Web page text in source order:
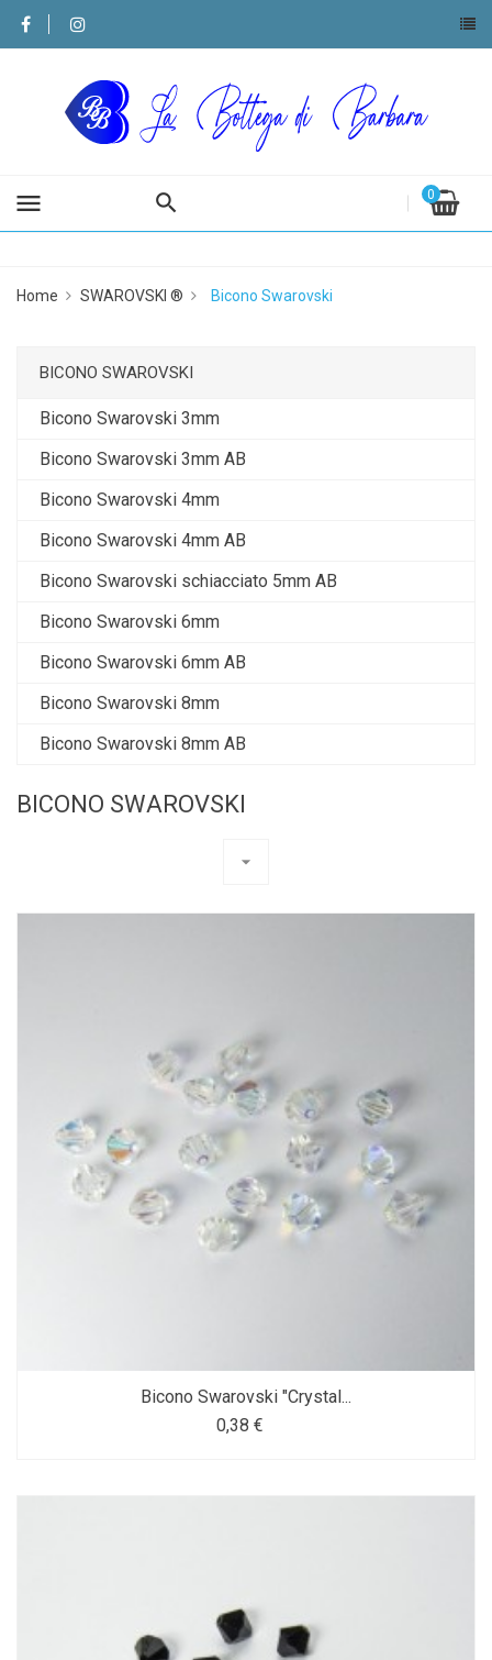
menu 0
Home SWAROVSKI ® Bicono Swarovski
BICONO SWAROVSKI
Bicono Swarovski 3mm
Bicono Swarovski 3mm AB
Bicono Swarovski 4mm
Bicono Swarovski 4mm AB
Bicono Swarovski schiacciato 5mm AB
Bicono Swarovski 6mm
Bicono Swarovski 6mm AB
Bicono Swarovski 8mm
Bicono Swarovski 8mm AB
BICONO SWAROVSKI
arrow_drop_down
Bicono Swarovski "Crystal...
0,38 €